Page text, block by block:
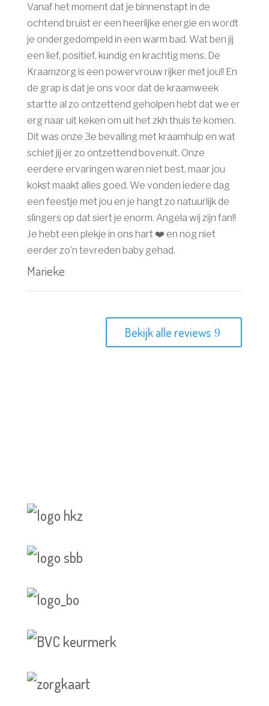
Vanaf het moment dat je binnenstapt in de
ochtend bruist er een heerlijke energie en wordt
je ondergedompeld in een warm bad. Wat ben jij
een lief, positief, kundig en krachtig mens. De
Kraamzorg is een powervrouw rijker met jou!! En
de grap is dat je ons voor dat de kraamweek
startte al zo ontzettend geholpen hebt dat we er
erg naar uit keken om uit het zkh thuis te komen.
Dit was onze 3e bevalling met kraamhulp en wat
schiet jij er zo ontzettend bovenuit. Onze
eerdere ervaringen waren niet best, maar jou
kokst maakt alles goed. We vonden iedere dag
een feestje met jou en je hangt zo natuurlijk de
slingers op dat siert je enorm. Angela wij zijn fan!!
Je hebt een plekje in ons hart ❤️ en nog niet
eerder zo’n tevreden baby gehad.
Marieke
Bekijk alle reviews